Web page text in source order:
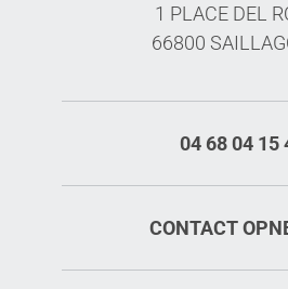
1 PLACE DEL
66800
04 68 04 15
CONTACT